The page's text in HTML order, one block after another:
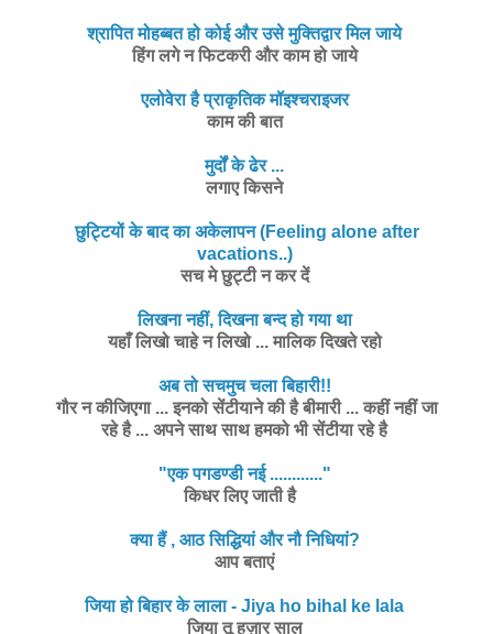
श्रापित मोहब्बत हो कोई और उसे मुक्तिद्वार मिल जाये
हिंग लगे न फिटकरी और काम हो जाये
एलोवेरा है प्राकृतिक मॉइश्चराइजर
काम की बात
मुर्दों के ढेर ...
लगाए किसने
छुट्टियों के बाद का अकेलापन (Feeling alone after
vacations..)
सच मे छुट्टी न कर दें
लिखना नहीं, दिखना बन्द हो गया था
यहाँ लिखो चाहे न लिखो ... मालिक दिखते रहो
अब तो सचमुच चला बिहारी!!
गौर न कीजिएगा ... इनको सेंटीयाने की है बीमारी ... कहीं नहीं जा
रहे है ... अपने साथ साथ हमको भी सेंटीया रहे है
"एक पगडण्डी नई ............"
किधर लिए जाती है
क्या हैं , आठ सिद्धियां और नौ निधियां?
आप बताएं
जिया हो बिहार के लाला - Jiya ho bihal ke lala
जिया तू हज़ार साल